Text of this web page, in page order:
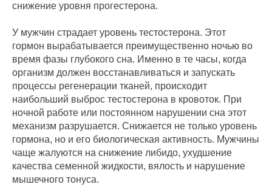
снижение уровня прогестерона.
У мужчин страдает уровень тестостерона. Этот
гормон вырабатывается преимущественно ночью во
время фазы глубокого сна. Именно в те часы, когда
организм должен восстанавливаться и запускать
процессы регенерации тканей, происходит
наибольший выброс тестостерона в кровоток. При
ночной работе или постоянном нарушении сна этот
механизм разрушается. Снижается не только уровень
гормона, но и его биологическая активность. Мужчины
чаще жалуются на снижение либидо, ухудшение
качества семенной жидкости, вялость и нарушение
мышечного тонуса.